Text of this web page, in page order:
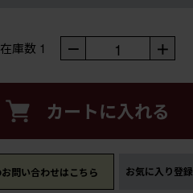
在庫数 1 － 1 ＋
カートに入れる
問い合わせはこちら お気に入り登録